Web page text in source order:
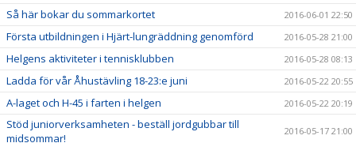
Så här bokar du sommarkortet 2016-06-01 22:50
Första utbildningen i Hjärt-lungräddning genomförd 2016-05-28 21:00
Helgens aktiviteter i tennisklubben 2016-05-28 08:13
Ladda för vår Åhustävling 18-23:e juni 2016-05-22 20:55
A-laget och H-45 i farten i helgen 2016-05-22 20:19
Stöd juniorverksamheten - beställ jordgubbar till
midsommar!
2016-05-17 21:00